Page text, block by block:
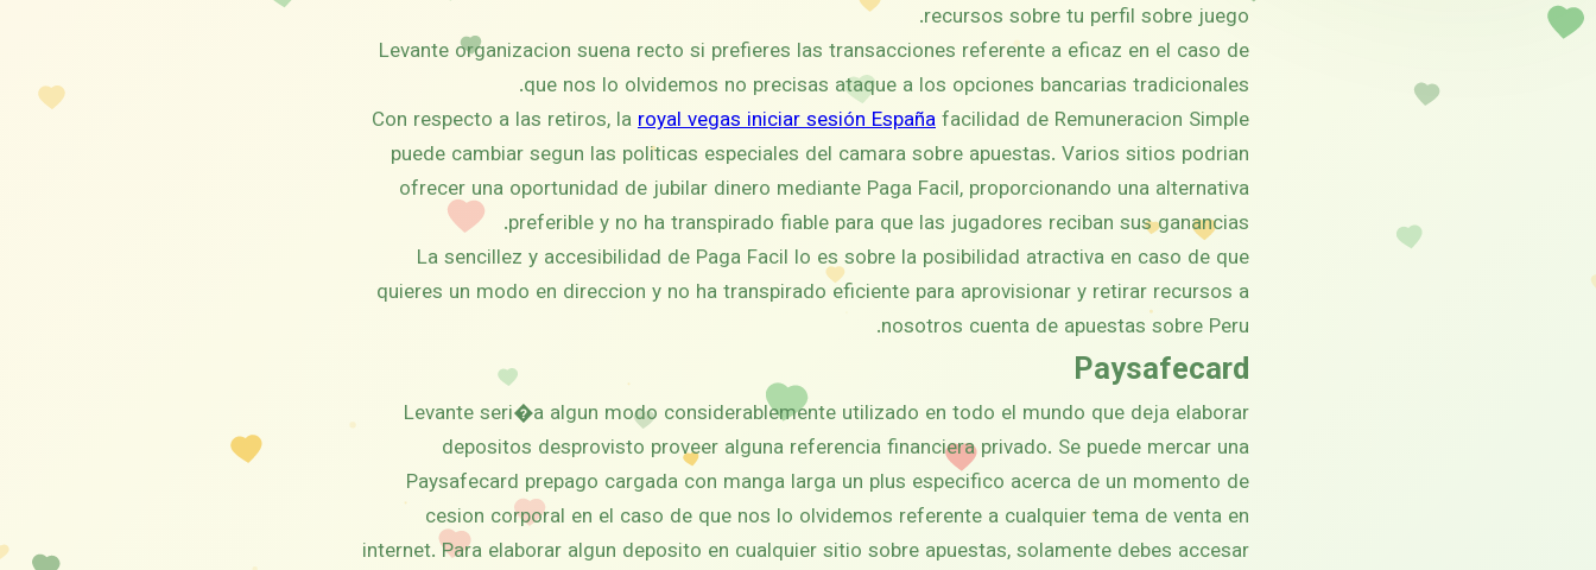
recursos sobre tu perfil sobre juego.
Levante organizacion suena recto si prefieres las transacciones referente a eficaz en el caso de
que nos lo olvidemos no precisas ataque a los opciones bancarias tradicionales.
Con respecto a las retiros, laroyal vegas iniciar sesión Españafacilidad de Remuneracion Simple
puede cambiar segun las politicas especiales del camara sobre apuestas. Varios sitios podrian
ofrecer una oportunidad de jubilar dinero mediante Paga Facil, proporcionando una alternativa
preferible y no ha transpirado fiable para que las jugadores reciban sus ganancias.
La sencillez y accesibilidad de Paga Facil lo es sobre la posibilidad atractiva en caso de que
quieres un modo en direccion y no ha transpirado eficiente para aprovisionar y retirar recursos a
nosotros cuenta de apuestas sobre Peru.
Paysafecard
Levante seri�a algun modo considerablemente utilizado en todo el mundo que deja elaborar
depositos desprovisto proveer alguna referencia financiera privado. Se puede mercar una
Paysafecard prepago cargada con manga larga un plus especifico acerca de un momento de
cesion corporal en el caso de que nos lo olvidemos referente a cualquier tema de venta en
internet. Para elaborar algun deposito en cualquier sitio sobre apuestas, solamente debes accesar